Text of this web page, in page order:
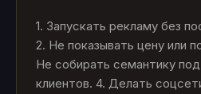
1. Запускать рекламу без
2. Не показывать цену или
Не собирать семантику
клиентов. 4. Делать